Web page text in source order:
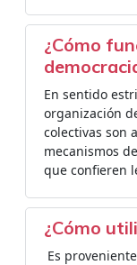
¿Cómo
En sentido
organización
colectivas son
mecanismos
que confieren
¿Cómo
Es